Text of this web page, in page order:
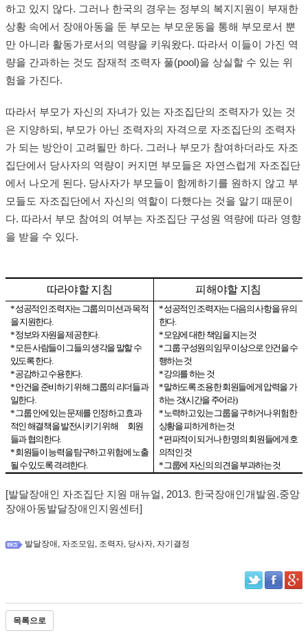
하고 있지 않다. 그러나 한국의 경우는 정부의 복지지원이 부재한
상황 속에서 장애아동을 둔 부모는 부모운동을 통해 부모로서 뿐
만 아니라 활동가로서의 역량을 키워왔다. 따라서 이들이 가진 역
량을 간과하는 것도 잠재적 조력자 풀(pool)을 상실할 수 있는 위
험을 가진다.
따라서 부모가 자신의 자녀가 있는 자조집단의 조력자가 있는 것
은 지양하되, 부모가 아닌 조력자의 자격으로 자조집단의 조력자
가 되는 방안이 고려될만 하다. 그러나 부모가 참여하더라도 자조
집단에서 당사자의 역량이 커지면 부모들은 자연스럽게 자조집단
에서 나오게 된다. 당사자가 부모들이 함께하기를 원하지 않고 부
모들도 자조집단에서 자신의 역할이 다했다는 것을 알기 때문이
다. 따라서 부모 참여의 여부는 자조집단 구성원 역량에 따라 영향
을 받을 수 있다.
따라야할 지침 피해야할 지침
* 성공적인 조력자는 그룹의 미션과 목적
을 지원한다.
* 정보와 자원을 제공한다.
* 모든 사람들이 그들의 생각을 말할 수
있도록 한다.
* 공감하고 수용한다.
* 안건을 준비하기 위해 그룹의 리더들과
일한다.
* 그룹 안에 있는 문제를 인정하고 효과
적인 해결책을 발전시키기 위해 회원
들과 협의한다.
* 회원들이 능력을 탐구하고 위험에 노출
될 수 있도록 격려한다.
* 성공적인 조력자는 다음의 사항을 유의
한다.
* 모임에 대한 책임을 지는 것
* 그룹 구성원의 임무 이상으로 안건을 수
행하는 것
* 강의를 하는 것
* 말하도록 조용한 회원들에게 압력을 가
하는 것(시간을 주어라)
* 노력하고 있는 그룹을 구하거나 위험한
상황을 피하게 하는 것
* 편파적이 되거나 한 명의 회원들에게 호
의적인 것
* 그룹에 자신의 의견을 부과하는 것
[발달장애인 자조집단 지원 매뉴얼, 2013. 한국장애인개발원.중앙
장애아동발달장애인지원센터]
발달장애, 자조모임, 조력자, 당사자, 자기결정
목록으로